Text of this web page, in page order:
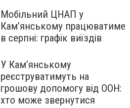
Мобільний ЦНАП у
Кам’янському працюватиме
в серпні: графік виїздів
У Кам’янському
реєструватимуть на
грошову допомогу від ООН:
хто може звернутися